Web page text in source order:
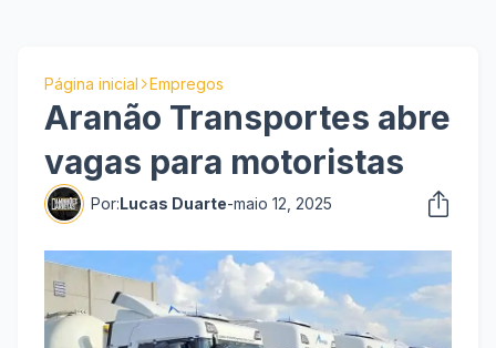
Página inicial Empregos
Aranão Transportes abre
vagas para motoristas
Por:Lucas Duarte-maio 12, 2025